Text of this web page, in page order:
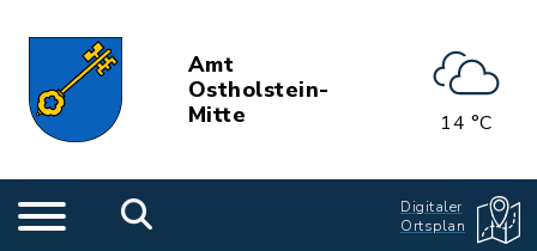
Amt
Ostholstein-
Mitte
14 °C
Digitaler
Ortsplan